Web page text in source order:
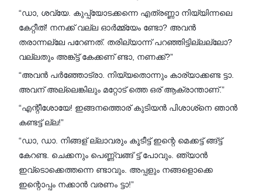
“ഡാ, ശവ്യേ. കുപ്പ്യോടക്കന്നെ എത്രണ്ണാ നിയ്യിന്നലെ
കേറ്റീത്! നനക്ക് വല്ല ഓർമ്മ്യേം ണ്ടോ? അവൻ
തരാന്നല്ലേ പറേണത്. തരില്യാന്ന് പറഞ്ഞിട്ടില്ലല്ലോ?
വല്ലതും അങ്ക്ട്ട് കേക്കണ് ണ്ടാ, നണക്ക്?”
“അവൻ പർഞ്ഞോട്രാ. നിയ്യതൊന്നും കാര്യാക്കണ്ട ട്ടാ.
അവന് അല്ലെങ്കിലും മറ്റോട് ത്തെ ഒര് ആക്രാന്താണ്.”
“എന്റീശോയേ! ഇങ്ങനത്തൊര് കുടിയൻ പിശാശ്‌നെ ഞാൻ
കണ്ടട്ട് ല്ല!”
“ഡാ, ഡാ. നിങ്ങള് ല്ലാവരും കൂടീട്ട് ഇന്റെ മെക്കട്ട് ങ്ങ്ട്ട്
കേറണ്ട. ചെക്കനും പെണ്ണ്വങ്ങ് ട്ട് പോവും. ഞ്യാൻ
ഇവ്ടൊക്കെത്തന്നെ ണ്ടാവും. അപ്പളും നങ്ങളൊക്കെ
ഇന്റൊപ്പം നക്കാൻ വരണം ട്ടാ!”